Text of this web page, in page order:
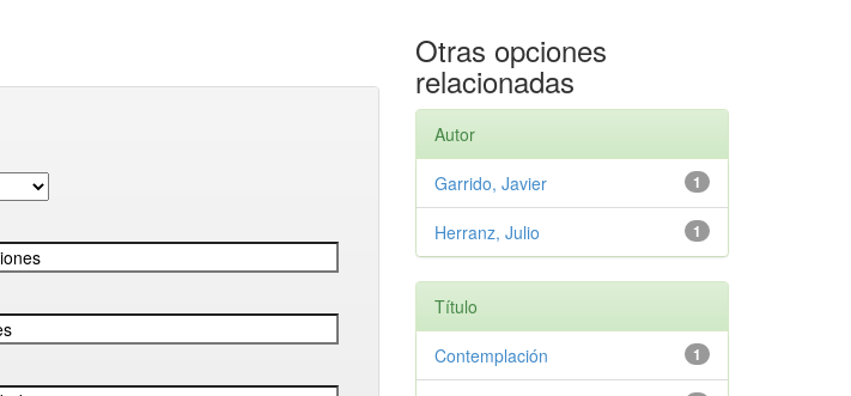
Otras opciones
relacionadas
Autor
1
Garrido, Javier
1
Herranz, Julio
Título
1
Contemplación